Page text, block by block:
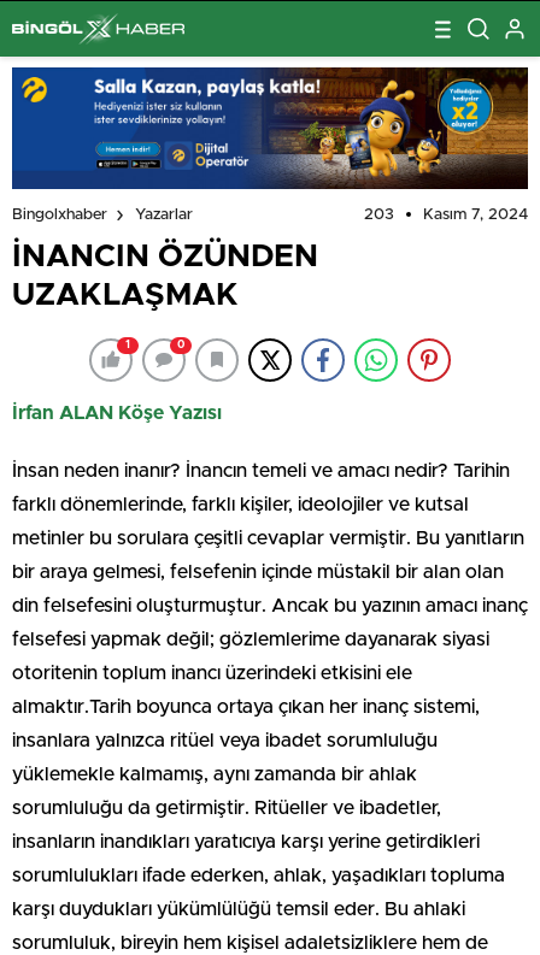
Bingolxhaber Yazarlar 203 Kasım 7, 2024
İNANCIN ÖZÜNDEN
UZAKLAŞMAK
1 0
İrfan ALAN Köşe Yazısı
İnsan neden inanır? İnancın temeli ve amacı nedir? Tarihin
farklı dönemlerinde, farklı kişiler, ideolojiler ve kutsal
metinler bu sorulara çeşitli cevaplar vermiştir. Bu yanıtların
bir araya gelmesi, felsefenin içinde müstakil bir alan olan
din felsefesini oluşturmuştur. Ancak bu yazının amacı inanç
felsefesi yapmak değil; gözlemlerime dayanarak siyasi
otoritenin toplum inancı üzerindeki etkisini ele
almaktır.Tarih boyunca ortaya çıkan her inanç sistemi,
insanlara yalnızca ritüel veya ibadet sorumluluğu
yüklemekle kalmamış, aynı zamanda bir ahlak
sorumluluğu da getirmiştir. Ritüeller ve ibadetler,
insanların inandıkları yaratıcıya karşı yerine getirdikleri
sorumlulukları ifade ederken, ahlak, yaşadıkları topluma
karşı duydukları yükümlülüğü temsil eder. Bu ahlaki
sorumluluk, bireyin hem kişisel adaletsizliklere hem de